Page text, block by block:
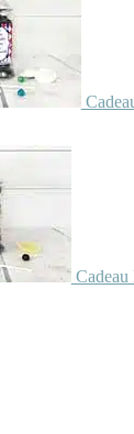
Cadeau